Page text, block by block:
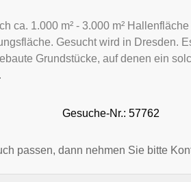
ca. 1.000 m² - 3.000 m²
Gesucht wird in Dresden.
Grundstücke, auf denen ein
Gesuche-Nr.: 57762
passen, dann nehmen Sie bitte